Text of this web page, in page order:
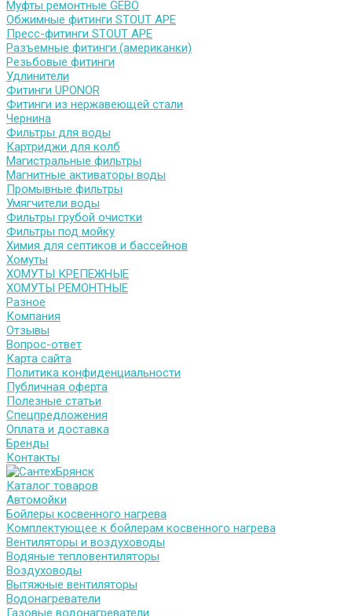
Муфты ремонтные GEBO
Обжимные фитинги STOUT APE
Пресс-фитинги STOUT APE
Разъемные фитинги (американки)
Резьбовые фитинги
Удлинители
Фитинги UPONOR
Фитинги из нержавеющей стали
Чернина
Фильтры для воды
Картриджи для колб
Магистральные фильтры
Магнитные активаторы воды
Промывные фильтры
Умягчители воды
Фильтры грубой очистки
Фильтры под мойку
Химия для септиков и бассейнов
Хомуты
ХОМУТЫ КРЕПЕЖНЫЕ
ХОМУТЫ РЕМОНТНЫЕ
Разное
Компания
Отзывы
Вопрос-ответ
Карта сайта
Политика конфиденциальности
Публичная оферта
Полезные статьи
Спецпредложения
Оплата и доставка
Бренды
Контакты
Каталог товаров
Автомойки
Бойлеры косвенного нагрева
Комплектующее к бойлерам косвенного нагрева
Вентиляторы и воздуховоды
Водяные тепловентиляторы
Воздуховоды
Вытяжные вентиляторы
Водонагреватели
Газовые водонагреватели